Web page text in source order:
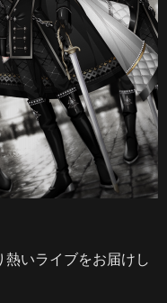
いライブをお届けし